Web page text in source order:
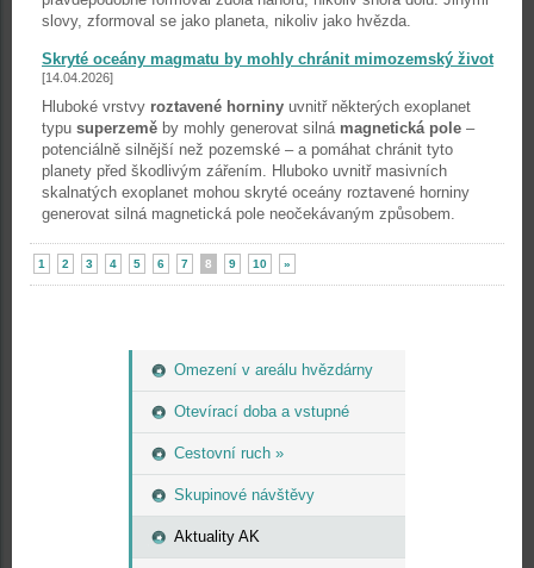
Omezení v areálu hvězdárny
Otevírací doba a vstupné
Cestovní ruch »
Skupinové návštěvy
Aktuality AK
slovy, zformoval se jako planeta, nikoliv jako hvězda.
Skryté oceány magmatu by mohly chránit mimozemský život
[14.04.2026]
Hluboké vrstvy roztavené horniny uvnitř některých exoplanet
typu superzemě by mohly generovat silná magnetická pole –
potenciálně silnější než pozemské – a pomáhat chránit tyto
planety před škodlivým zářením. Hluboko uvnitř masivních
skalnatých exoplanet mohou skryté oceány roztavené horniny
generovat silná magnetická pole neočekávaným způsobem.
1 2 3 4 5 6 7 8 9 10 »